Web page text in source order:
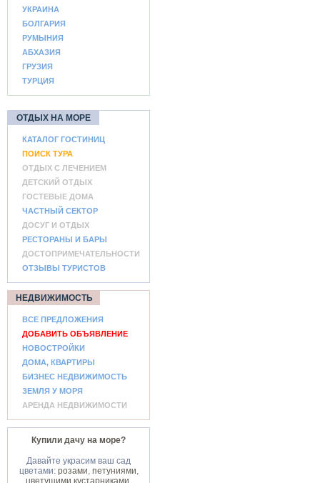
УКРАИНА
БОЛГАРИЯ
РУМЫНИЯ
АБХАЗИЯ
ГРУЗИЯ
ТУРЦИЯ
ОТДЫХ НА МОРЕ
КАТАЛОГ ГОСТИНИЦ
ПОИСК ТУРА
ОТДЫХ С ЛЕЧЕНИЕМ
ДЕТСКИЙ ОТДЫХ
ГОСТЕВЫЕ ДОМА
ЧАСТНЫЙ СЕКТОР
ДОСУГ И ОТДЫХ
РЕСТОРАНЫ И БАРЫ
ДОСТОПРИМЕЧАТЕЛЬНОСТИ
ОТЗЫВЫ ТУРИСТОВ
НЕДВИЖИМОСТЬ
ВСЕ ПРЕДЛОЖЕНИЯ
ДОБАВИТЬ ОБЪЯВЛЕНИЕ
НОВОСТРОЙКИ
ДОМА, КВАРТИРЫ
БИЗНЕС НЕДВИЖИМОСТЬ
ЗЕМЛЯ У МОРЯ
АРЕНДА НЕДВИЖИМОСТИ
Купили дачу на море?
Давайте украсим ваш сад
цветами: розами, петуниями,
цветущими кустарниками